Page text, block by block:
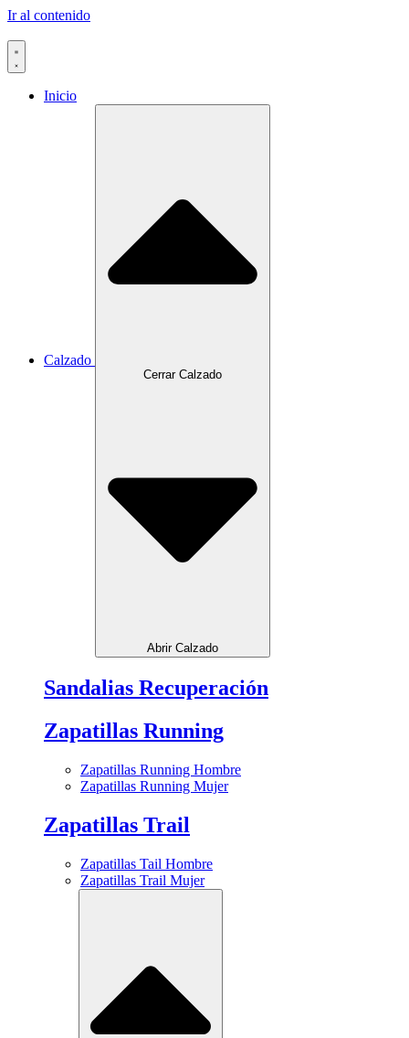
Ir al contenido
Inicio
Calzado
Cerrar Calzado
Abrir Calzado
Sandalias Recuperación
Zapatillas Running
Zapatillas Running Hombre
Zapatillas Running Mujer
Zapatillas Trail
Zapatillas Tail Hombre
Zapatillas Trail Mujer